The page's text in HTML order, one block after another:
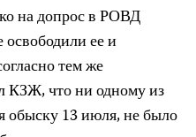
на допрос в РОВД
ее и
тем же
КЗЖ, что ни одному из
обыску 13 июля, не было